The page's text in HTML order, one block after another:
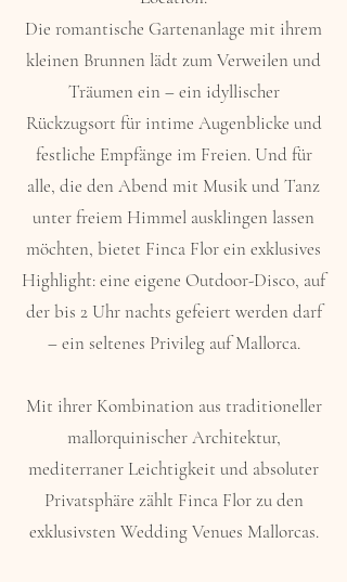
Die romantische Gartenanlage mit ihrem
kleinen Brunnen lädt zum Verweilen und
Träumen ein – ein idyllischer
Rückzugsort für intime Augenblicke und
festliche Empfänge im Freien. Und für
alle, die den Abend mit Musik und Tanz
unter freiem Himmel ausklingen lassen
möchten, bietet Finca Flor ein exklusives
Highlight: eine eigene Outdoor-Disco, auf
der bis 2 Uhr nachts gefeiert werden darf
– ein seltenes Privileg auf Mallorca.
Mit ihrer Kombination aus traditioneller
mallorquinischer Architektur,
mediterraner Leichtigkeit und absoluter
Privatsphäre zählt Finca Flor zu den
exklusivsten Wedding Venues Mallorcas.